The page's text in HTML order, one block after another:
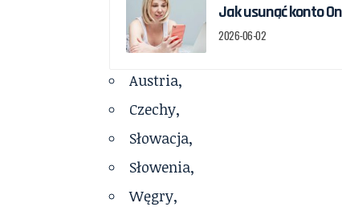
Jak usunąć konto
2026-06-02
Austria,
Czechy,
Słowacja,
Słowenia,
Węgry,